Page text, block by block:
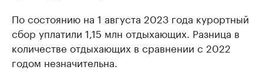
По состоянию на 1 августа 2023 года курортный
сбор уплатили 1,15 млн отдыхающих. Разница в
количестве отдыхающих в сравнении с 2022
годом незначительна.